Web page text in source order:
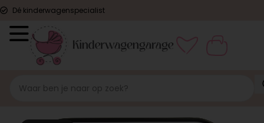
Dé kinderwagenspecialist